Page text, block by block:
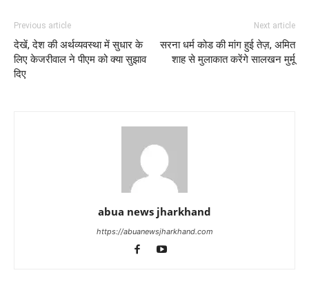
Previous article
देखें, देश की अर्थव्यवस्था में सुधार के
लिए केजरीवाल ने पीएम को क्या सुझाव
दिए
Next article
सरना धर्म कोड की मांग हुई तेज़, अमित
शाह से मुलाकात करेंगे सालखन मुर्मू
abua news jharkhand
https://abuanewsjharkhand.com